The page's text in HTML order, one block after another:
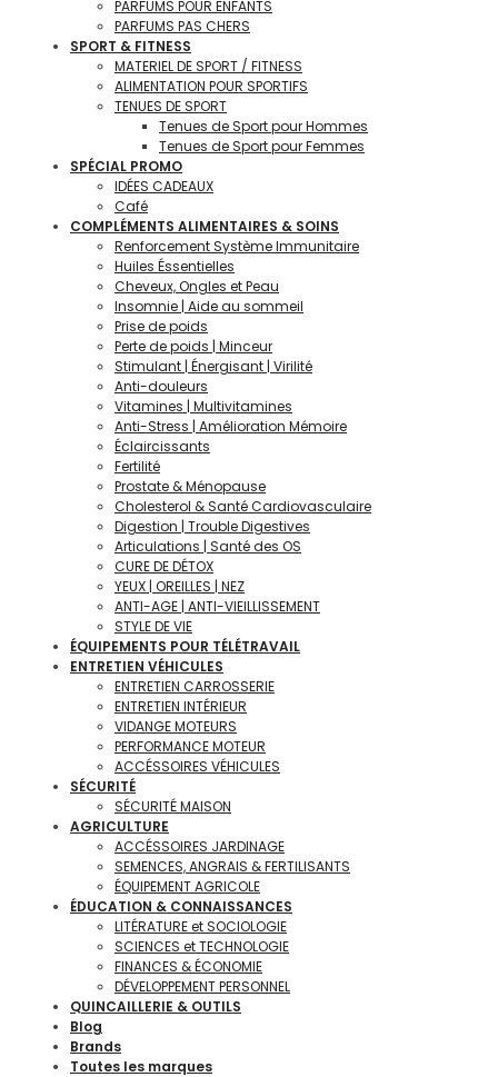
PARFUMS POUR ENFANTS
PARFUMS PAS CHERS
SPORT & FITNESS
MATERIEL DE SPORT / FITNESS
ALIMENTATION POUR SPORTIFS
TENUES DE SPORT
Tenues de Sport pour Hommes
Tenues de Sport pour Femmes
SPÉCIAL PROMO
IDÉES CADEAUX
Café
COMPLÉMENTS ALIMENTAIRES & SOINS
Renforcement Système Immunitaire
Huiles Éssentielles
Cheveux, Ongles et Peau
Insomnie | Aide au sommeil
Prise de poids
Perte de poids | Minceur
Stimulant | Énergisant | Virilité
Anti-douleurs
Vitamines | Multivitamines
Anti-Stress | Amélioration Mémoire
Éclaircissants
Fertilité
Prostate & Ménopause
Cholesterol & Santé Cardiovasculaire
Digestion | Trouble Digestives
Articulations | Santé des OS
CURE DE DÉTOX
YEUX | OREILLES | NEZ
ANTI-AGE | ANTI-VIEILLISSEMENT
STYLE DE VIE
ÉQUIPEMENTS POUR TÉLÉTRAVAIL
ENTRETIEN VÉHICULES
ENTRETIEN CARROSSERIE
ENTRETIEN INTÉRIEUR
VIDANGE MOTEURS
PERFORMANCE MOTEUR
ACCÉSSOIRES VÉHICULES
SÉCURITÉ
SÉCURITÉ MAISON
AGRICULTURE
ACCÉSSOIRES JARDINAGE
SEMENCES, ANGRAIS & FERTILISANTS
ÉQUIPEMENT AGRICOLE
ÉDUCATION & CONNAISSANCES
LITÉRATURE et SOCIOLOGIE
SCIENCES et TECHNOLOGIE
FINANCES & ÉCONOMIE
DÉVELOPPEMENT PERSONNEL
QUINCAILLERIE & OUTILS
Blog
Brands
Toutes les marques